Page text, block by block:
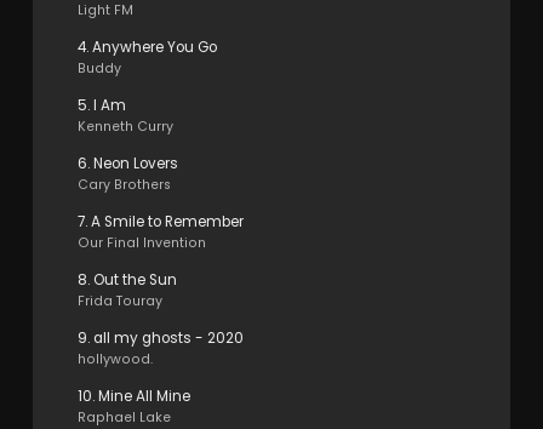
Light FM
4. Anywhere You Go
Buddy
5. I Am
Kenneth Curry
6. Neon Lovers
Cary Brothers
7. A Smile to Remember
Our Final Invention
8. Out the Sun
Frida Touray
9. all my ghosts - 2020
hollywood.
10. Mine All Mine
Raphael Lake